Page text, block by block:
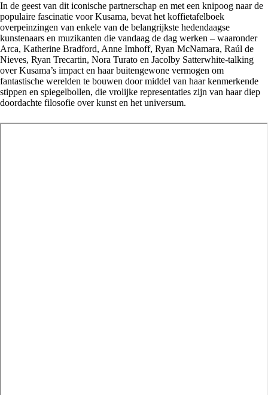
In de geest van dit iconische partnerschap en met een knipoog naar de
populaire fascinatie voor Kusama, bevat het koffietafelboek
overpeinzingen van enkele van de belangrijkste hedendaagse
kunstenaars en muzikanten die vandaag de dag werken – waaronder
Arca, Katherine Bradford, Anne Imhoff, Ryan McNamara, Raúl de
Nieves, Ryan Trecartin, Nora Turato en Jacolby Satterwhite-talking
over Kusama’s impact en haar buitengewone vermogen om
fantastische werelden te bouwen door middel van haar kenmerkende
stippen en spiegelbollen, die vrolijke representaties zijn van haar diep
doordachte filosofie over kunst en het universum.